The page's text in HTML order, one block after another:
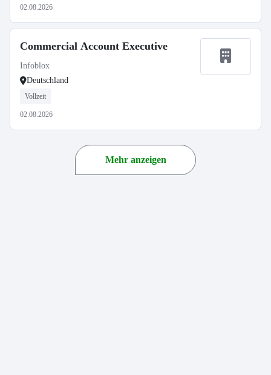
02.08.2026
Commercial Account Executive
Infoblox
Deutschland
Vollzeit
02.08.2026
Mehr anzeigen